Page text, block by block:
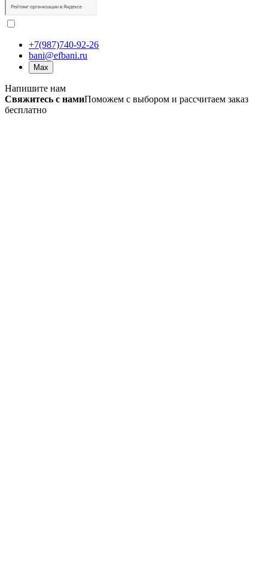
+7(987)740-92-26
bani@efbani.ru
Max
Напишите нам
Свяжитесь с намиПоможем с выбором и рассчитаем заказ
бесплатно